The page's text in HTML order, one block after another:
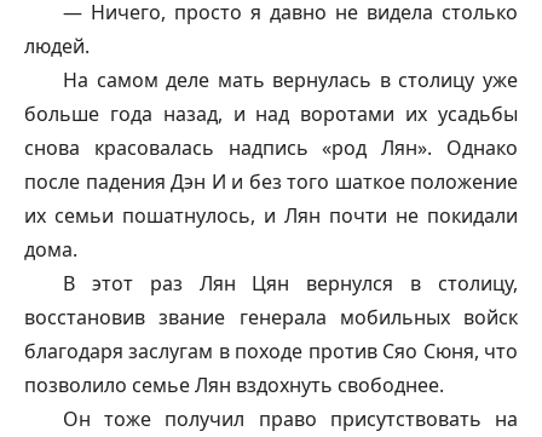
— Ничего, просто я давно не видела столько
людей.
На самом деле мать вернулась в столицу уже
больше года назад, и над воротами их усадьбы
снова красовалась надпись «род Лян». Однако
после падения Дэн И и без того шаткое положение
их семьи пошатнулось, и Лян почти не покидали
дома.
В этот раз Лян Цян вернулся в столицу,
восстановив звание генерала мобильных войск
благодаря заслугам в походе против Сяо Сюня, что
позволило семье Лян вздохнуть свободнее.
Он тоже получил право присутствовать на